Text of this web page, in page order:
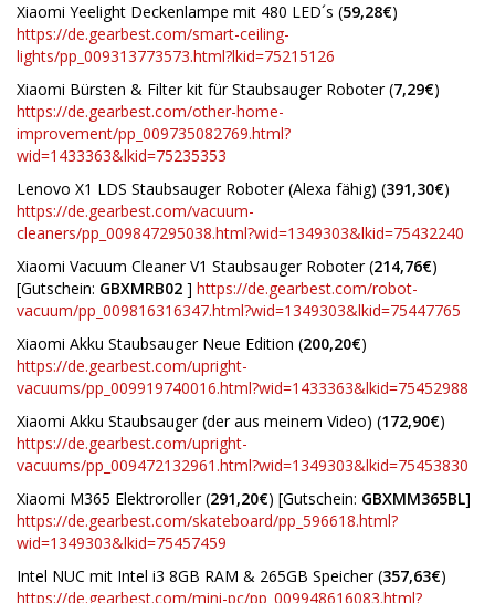
Xiaomi Yeelight Deckenlampe mit 480 LED´s (59,28€)
https://de.gearbest.com/smart-ceiling-
lights/pp_009313773573.html?lkid=75215126
Xiaomi Bürsten & Filter kit für Staubsauger Roboter (7,29€)
https://de.gearbest.com/other-home-
improvement/pp_009735082769.html?
wid=1433363&lkid=75235353
Lenovo X1 LDS Staubsauger Roboter (Alexa fähig) (391,30€)
https://de.gearbest.com/vacuum-
cleaners/pp_009847295038.html?wid=1349303&lkid=75432240
Xiaomi Vacuum Cleaner V1 Staubsauger Roboter (214,76€)
[Gutschein: GBXMRB02 ] https://de.gearbest.com/robot-
vacuum/pp_009816316347.html?wid=1349303&lkid=75447765
Xiaomi Akku Staubsauger Neue Edition (200,20€)
https://de.gearbest.com/upright-
vacuums/pp_009919740016.html?wid=1433363&lkid=75452988
Xiaomi Akku Staubsauger (der aus meinem Video) (172,90€)
https://de.gearbest.com/upright-
vacuums/pp_009472132961.html?wid=1349303&lkid=75453830
Xiaomi M365 Elektroroller (291,20€) [Gutschein: GBXMM365BL]
https://de.gearbest.com/skateboard/pp_596618.html?
wid=1349303&lkid=75457459
Intel NUC mit Intel i3 8GB RAM & 265GB Speicher (357,63€)
https://de.gearbest.com/mini-pc/pp_009948616083.html?